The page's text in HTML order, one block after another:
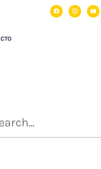
facebook